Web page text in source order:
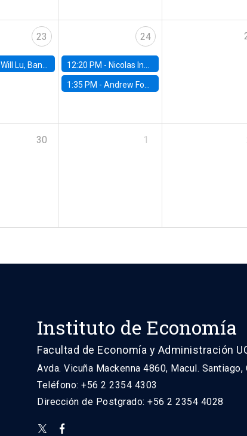
23
Will Lu, Banco Central de Chile
24
12:20 PM - Nicolas Inostroza, Rotman School of Management, University of Toronto
1:35 PM -Andrew Foster, Brown University
30 1
Instituto de Economía
Facultad de Economía y Administración
Avda. Vicuña Mackenna 4860, Macul. Santiago,
Teléfono: +56 2 2354 4303
Dirección de Postgrado: +56 2 2354 4028